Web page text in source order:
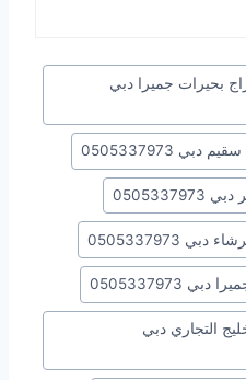
بحيرات جميرا دبي
التجاري دبي